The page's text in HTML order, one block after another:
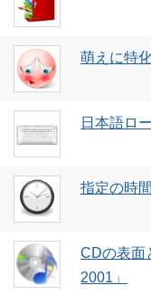
萌えに特
日本語ロ
指定の時
CDの表面
2001」